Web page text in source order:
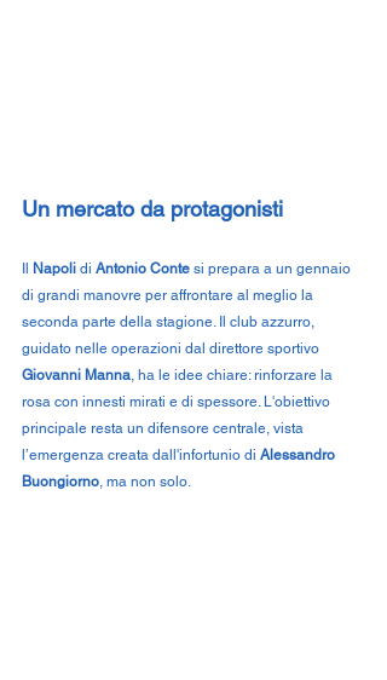
Un mercato da protagonisti
Napoli di Antonio Conte si prepara a un gennaio
di grandi manovre per affrontare al meglio la
seconda parte della stagione. Il club azzurro,
guidato nelle operazioni dal direttore sportivo
Giovanni Manna, ha le idee chiare: rinforzare la
rosa con innesti mirati e di spessore. L'obiettivo
principale resta un difensore centrale, vista
l’emergenza creata dall'infortunio di Alessandro
Buongiorno, ma non solo.